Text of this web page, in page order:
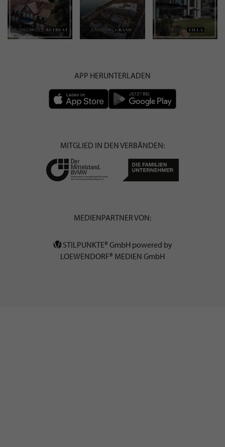
APP HERUNTERLADEN
MITGLIED IN DEN VERBÄNDEN:
MEDIENPARTNER VON:
STILPUNKTE® GmbH powered by
LOEWENDORF® MEDIEN GmbH